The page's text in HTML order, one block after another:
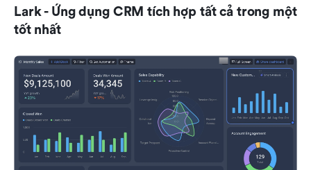
Lark - Ứng dụng CRM tích hợp tất cả trong một
tốt nhất